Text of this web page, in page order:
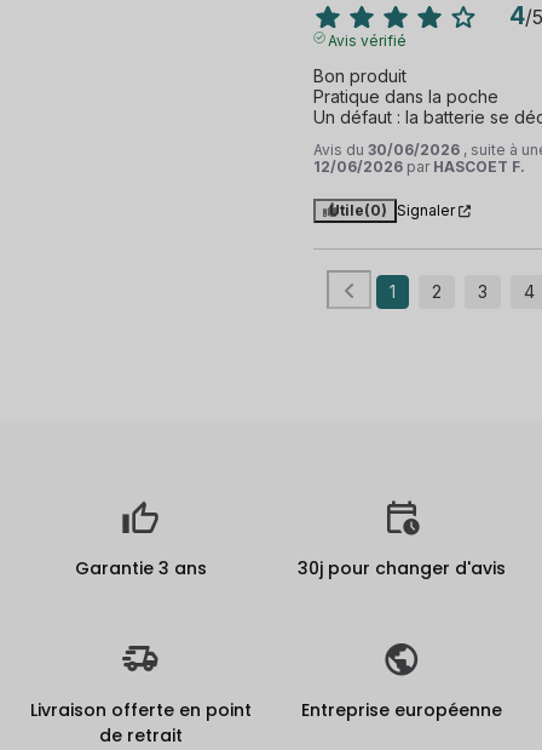
4/5
Avis vérifié
Bon produit
Pratique dans la poche
Un défaut : la batterie se
Avis du 30/06/2026 , suite à
12/06/2026 par HASCOET F.
Utile(0) Signaler
1 2 3 4
Garantie 3 ans 30j pour changer d'avis
Livraison offerte en point
de retrait
Entreprise européenne